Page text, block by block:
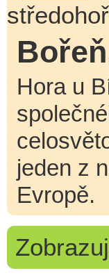
Hora u
jeden z
Evropě.